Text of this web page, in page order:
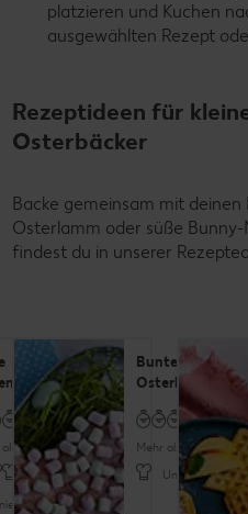
platzieren und Kuchen
ausgewählten Rezept
Rezeptideen für
Osterbäcker
Backe gemeinsam mit
Osterlamm oder süße
findest du in unserer
60 Minuten
Buntes
Osterlamm
Mehr als 60 Minuten
Unkompliziert